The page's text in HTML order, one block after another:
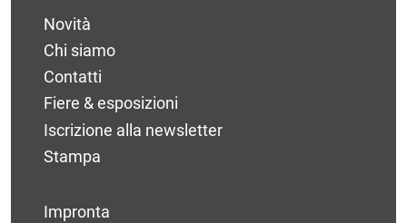
Novità
Chi siamo
Contatti
Fiere & esposizioni
Iscrizione alla newsletter
Stampa
Impronta